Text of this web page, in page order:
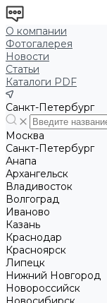
О компании
Фотогалерея
Новости
Статьи
Каталоги PDF
Санкт-Петербург
Москва
Санкт-Петербург
Анапа
Архангельск
Владивосток
Волгоград
Иваново
Казань
Краснодар
Красноярск
Липецк
Нижний Новгород
Новороссийск